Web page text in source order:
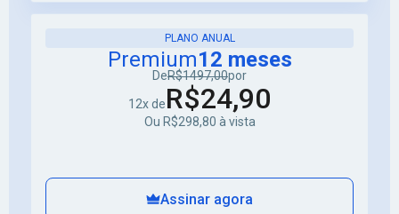
PLANO ANUAL
Premium12 meses
DeR$1497,00por
12x deR$24,90
Ou R$298,80 à vista
Assinar agora